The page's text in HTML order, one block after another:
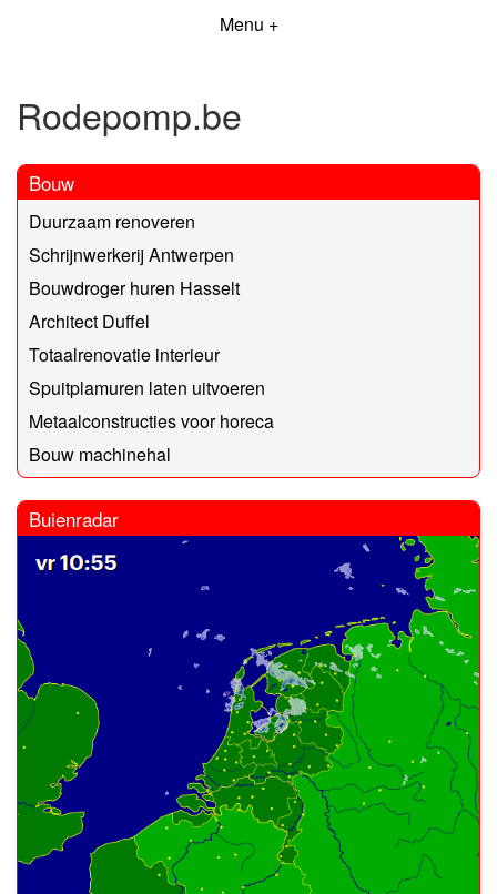
Menu +
Rodepomp.be
Bouw
Duurzaam renoveren
Schrijnwerkerij Antwerpen
Bouwdroger huren Hasselt
Architect Duffel
Totaalrenovatie interieur
Spuitplamuren laten uitvoeren
Metaalconstructies voor horeca
Bouw machinehal
Buienradar